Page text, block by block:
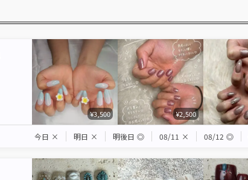
¥3,500 ¥2,500
今日 × 明日 × 明後日 ◎ 08/11 × 08/12 ◎